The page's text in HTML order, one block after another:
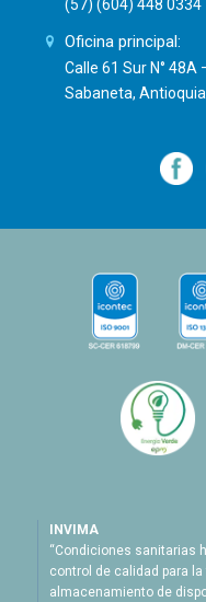
(57) (604) 448 0334
Oficina principal:
Calle 61 Sur N° 48A
Sabaneta,
—
INVIMA
“Condiciones sanitarias
control de calidad para
almacenamiento de